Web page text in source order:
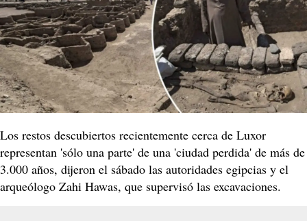
Los restos descubiertos recientemente cerca de Luxor
representan 'sólo una parte' de una 'ciudad perdida' de más de
3.000 años, dijeron el sábado las autoridades egipcias y el
arqueólogo Zahi Hawas, que supervisó las excavaciones.